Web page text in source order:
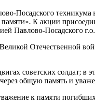
К акции
Павлово-Посадского
Отечественной
советских солдат;
общую память и
к памяти